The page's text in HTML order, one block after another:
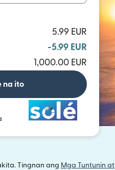
5.99 EUR
-5.99 EUR
1,000.00 EUR
na ito
Tingnan ang Mga Tuntunin at